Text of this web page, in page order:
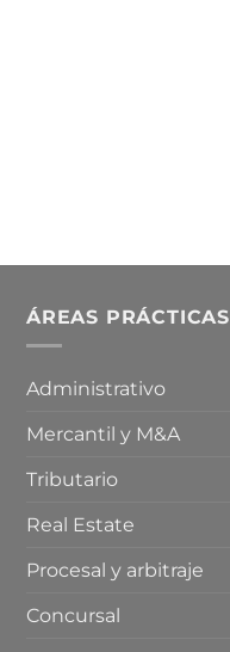
ÁREAS PRÁCTICAS
Administrativo
Mercantil y M&A
Tributario
Real Estate
Procesal y arbitraje
Concursal